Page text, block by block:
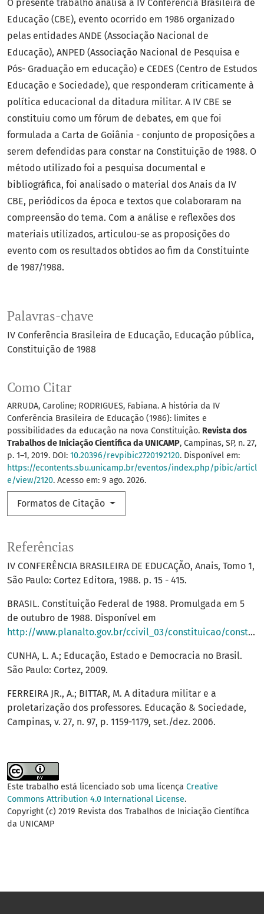
Palavras-chave
IV Conferência Brasileira de Educação Educação pública
Constituição de 1988
Como Citar
ARRUDA, Caroline; RODRIGUES, Fabiana. A história da IV
Conferência Brasileira de Educação (1986): limites e
possibilidades da educação na nova Constituição. Revista dos
Trabalhos de Iniciação Científica da UNICAMP, Campinas, SP, n. 27,
p. 1–1, 2019. DOI: 10.20396/revpibic2720192120. Disponível em:
https://econtents.sbu.unicamp.br/eventos/index.php/pibic/articl
e/view/2120. Acesso em: 9 ago. 2026.
Formatos de Citação
O presente trabalho analisa a IV Conferencia Brasileira de
Educação (CBE), evento ocorrido em 1986 organizado
pelas entidades ANDE (Associação Nacional de
Educação), ANPED (Associação Nacional de Pesquisa e
Pós- Graduação em educação) e CEDES (Centro de Estudos
Educação e Sociedade), que responderam criticamente à
política educacional da ditadura militar. A IV CBE se
constituiu como um fórum de debates, em que foi
formulada a Carta de Goiânia - conjunto de proposições a
serem defendidas para constar na Constituição de 1988. O
método utilizado foi a pesquisa documental e
bibliográfica, foi analisado o material dos Anais da IV
CBE, periódicos da época e textos que colaboraram na
compreensão do tema. Com a análise e reflexões dos
materiais utilizados, articulou-se as proposições do
evento com os resultados obtidos ao fim da Constituinte
de 1987/1988.
Referências
IV CONFERÊNCIA BRASILEIRA DE EDUCAÇÃO, Anais, Tomo 1,
São Paulo: Cortez Editora, 1988. p. 15 - 415.
BRASIL. Constituição Federal de 1988. Promulgada em 5
de outubro de 1988. Disponível em
http://www.planalto.gov.br/ccivil_03/constituicao/constituição.htm
CUNHA, L. A.; Educação, Estado e Democracia no Brasil.
São Paulo: Cortez, 2009.
FERREIRA JR., A.; BITTAR, M. A ditadura militar e a
proletarização dos professores. Educação & Sociedade,
Campinas, v. 27, n. 97, p. 1159-1179, set./dez. 2006.
Este trabalho está licenciado sob uma licença Creative
Commons Attribution 4.0 International License.
Copyright (c) 2019 Revista dos Trabalhos de Iniciação Científica
da UNICAMP